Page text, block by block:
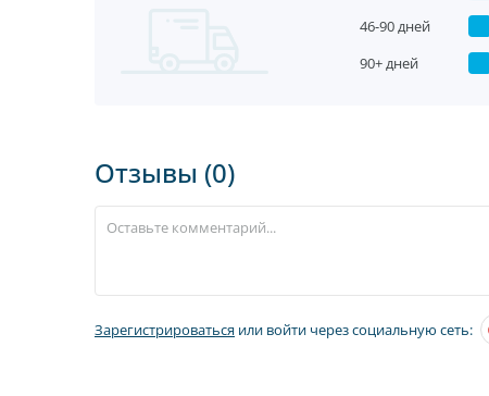
46-90 дней
90+ дней
Отзывы (0)
Зарегистрироваться или войти через социальную сеть: